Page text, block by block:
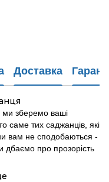
Доставка
зберемо ваші
саме тих саджанців, які
вам не сподобаються -
дбаємо про прозорість